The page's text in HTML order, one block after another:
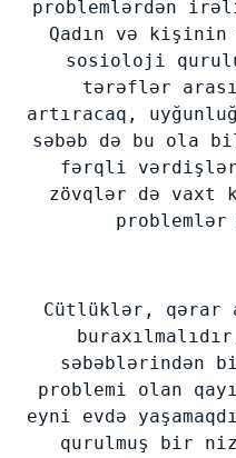
problemlərdən
Qadın və
sosioloji
tərəflər
artıracaq,
səbəb də bu ola
fərqli
zövqlər də vaxt
Cütlüklər, qərar
səbəblərindən
problemi olan
eyni evdə
qurulmuş bir